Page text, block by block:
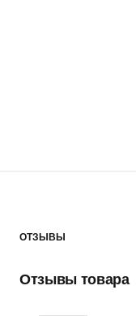
ОТЗЫВЫ
Отзывы товара